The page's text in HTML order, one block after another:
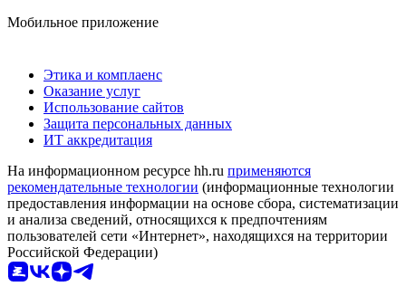
Мобильное приложение
Этика и комплаенс
Оказание услуг
Использование сайтов
Защита персональных данных
ИТ аккредитация
На информационном ресурсе hh.ru применяются
рекомендательные технологии (информационные технологии
предоставления информации на основе сбора, систематизации
и анализа сведений, относящихся к предпочтениям
пользователей сети «Интернет», находящихся на территории
Российской Федерации)